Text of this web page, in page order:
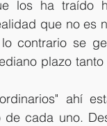
los ha traído
que no es
contrario se
plazo
ahí
cada uno.